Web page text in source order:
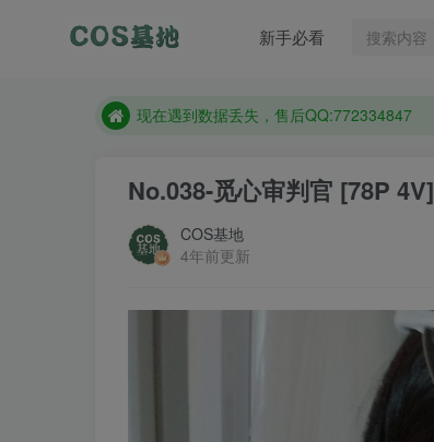
新手必看
售后QQ:772334847
现在遇到数据丢失，售后QQ:772334847
想看那个coser作品，请在搜索框搜索
No.038-觅心审判官 [78P 4V]
COS基地
4年前更新